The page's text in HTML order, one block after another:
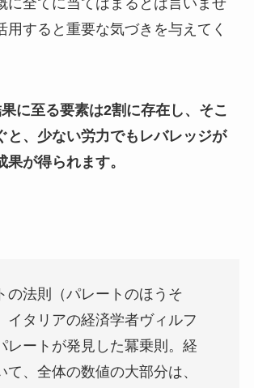
に全てに当てはまるとは言いませ
用すると重要な気づきを与えてく
に至る要素は2割に存在し、そこ
と、少ない労力でもレバレッジが
が得られます。
の法則（パレートのほうそ
イタリアの経済学者ヴィルフ
レートが発見した冪乗則。経
て、全体の数値の大部分は、